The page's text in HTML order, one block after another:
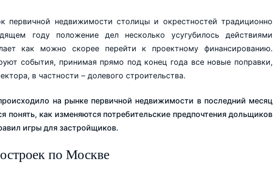
первичной недвижимости столицы и окрестностей традиционно
году положение дел несколько усугубилось действиями
как можно скорее перейти к проектному финансированию.
события, принимая прямо под конец года все новые поправки,
в частности – долевого строительства.
на рынке первичной недвижимости в последний месяц
понять, как изменяются потребительские предпочтения дольщиков
игры для застройщиков.
по Москве